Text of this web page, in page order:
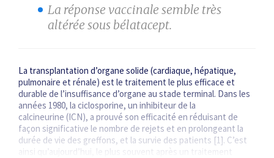
La réponse vaccinale semble très
altérée sous bélatacept.
La transplantation d’organe solide (cardiaque, hépatique,
pulmonaire et rénale) est le traitement le plus efficace et
durable de l’insuffisance d’organe au stade terminal. Dans les
années 1980, la ciclosporine, un inhibiteur de la
calcineurine (ICN), a prouvé son efficacité en réduisant de
façon significative le nombre de rejets et en prolongeant la
durée de vie des greffons, et la survie des patients [1]. C’est
ainsi qu’aujourd’hui, le plus souvent après un traitement